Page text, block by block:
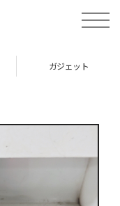
toggle
ガジェット